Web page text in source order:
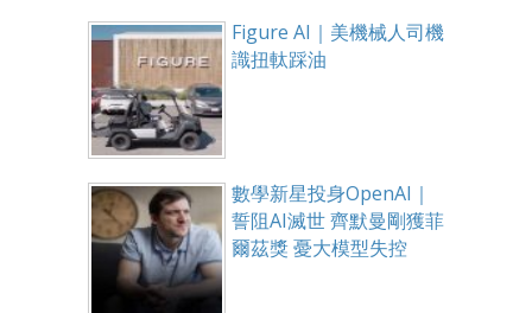
Figure AI｜美機械人司機
識扭軚踩油
數學新星投身OpenAI｜
誓阻AI滅世 齊默曼剛獲菲
爾茲獎 憂大模型失控